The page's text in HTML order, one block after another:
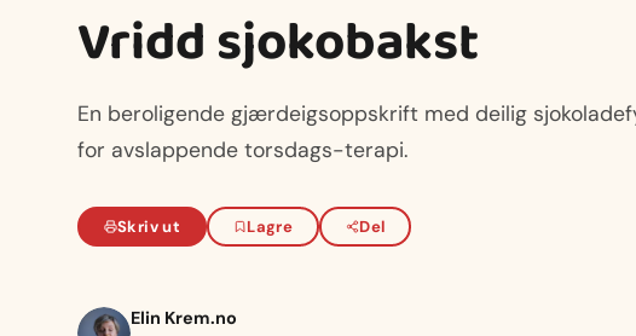
Vridd sjokobakst
En beroligende gjærdeigsoppskrift med deilig
for avslappende torsdags-terapi.
Skriv ut Lagre Del
Elin Krem.no